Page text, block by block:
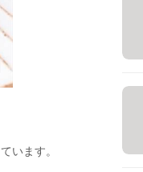
います。